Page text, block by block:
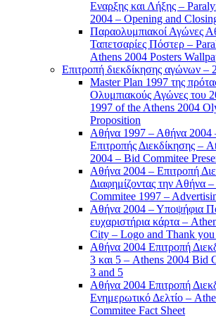
Εναρξης και Λήξης –
2004 – Opening and
Παραολυμπιακοί Αγώνες
Ταπετσαρίες Πόστερ –
Athens 2004 Posters
Επιτροπή διεκδίκησης αγώνων –
Master Plan 1997 της
Ολυμπιακούς Αγώνες του
1997 of the Athens 2004
Proposition
Αθήνα 1997 – Αθήνα 2004
Επιτροπής Διεκδίκησης –
2004 – Bid Commitee
Αθήνα 2004 – Επιτροπή
Διαφημίζοντας την Αθήνα
Commitee 1997 –
Αθήνα 2004 – Υποψήφια
ευχαριστήρια κάρτα –
City – Logo and Thank you
Αθήνα 2004 Επιτροπή
3 και 5 – Athens 2004 Bid
3 and 5
Αθήνα 2004 Επιτροπή
Ενημερωτικό Δελτίο –
Commitee Fact Sheet